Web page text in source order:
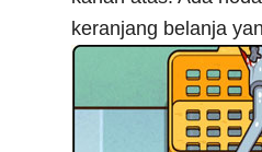
keranjang belanja